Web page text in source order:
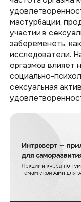
мастурбации,
участии в
забеременеть,
исследователи.
оргазмов влияет
социально-
сексуальная